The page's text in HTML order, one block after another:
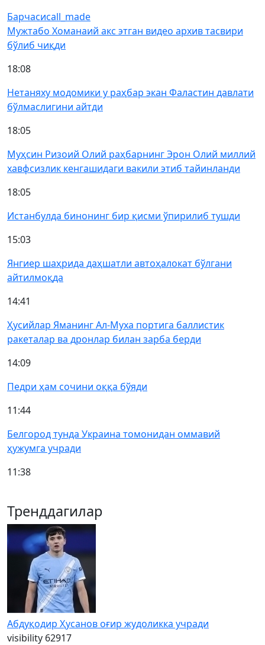
Барчасиcall_made
Мужтабо Хоманаий акс этган видео архив тасвири
бўлиб чиқди
18:08
Нетаняху модомики у раҳбар экан Фаластин давлати
бўлмаслигини айтди
18:05
Муҳсин Ризоий Олий раҳбарнинг Эрон Олий миллий
хавфсизлик кенгашидаги вакили этиб тайинланди
18:05
Истанбулда бинонинг бир қисми ўпирилиб тушди
15:03
Янгиер шаҳрида даҳшатли автоҳалокат бўлгани
айтилмоқда
14:41
Ҳусийлар Яманинг Ал-Муха портига баллистик
ракеталар ва дронлар билан зарба берди
14:09
Педри ҳам сочини оққа бўяди
11:44
Белгород тунда Украина томонидан оммавий
ҳужумга учради
11:38
Тренддагилар
Абдуқодир Ҳусанов оғир жудоликка учради
visibility 62917